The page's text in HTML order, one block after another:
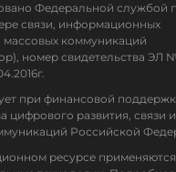
Федеральной службой
связи, информационных
массовых коммуникаций
номер свидетельства ЭЛ
при финансовой
цифрового развития, связи и
Российской
ресурсе применяются